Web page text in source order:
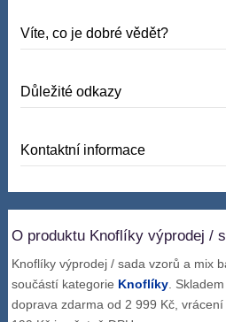
Víte, co je dobré vědět?
Důležité odkazy
Kontaktní informace
O produktu Knoflíky výprodej /
Knoflíky výprodej / sada vzorů a mix
součástí kategorie Knoflíky.
doprava zdarma od 2 999 Kč,